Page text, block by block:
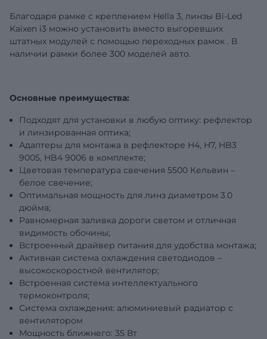
Благодаря рамке с креплением Hella 3, линзы Bi-Led
Kaixen i3 можно установить вместо выгоревших
штатных модулей с помощью переходных рамок . В
наличии рамки более 300 моделей авто.
Основные преимущества:
Подходят для установки в любую оптику: рефлектор
и линзированная оптика;
Адаптеры для монтажа в рефлекторе H4, H7, HB3
9005, HB4 9006 в комплекте;
Цветовая температура свечения 5500 Кельвин –
белое свечение;
Оптимальная мощность для линз диаметром 3.0
дюйма;
Равномерная заливка дороги светом и отличная
видимость обочины;
Встроенный драйвер питания для удобства монтажа;
Активная система охлаждения светодиодов –
высокоскоростной вентилятор;
Встроенная система интеллектуального
термоконтроля;
Система охлаждения: алюминиевый радиатор с
вентилятором
Мощность ближнего: 35 Вт